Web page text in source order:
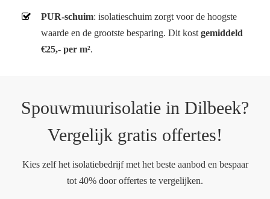
PUR-schuim: isolatieschuim zorgt voor de hoogste
waarde en de grootste besparing. Dit kostgemiddeld
€25,- per m².
Spouwmuurisolatie in Dilbeek?
Vergelijk gratis offertes!
Kies zelf het isolatiebedrijf met het beste aanbod en bespaar
tot 40% door offertes te vergelijken.